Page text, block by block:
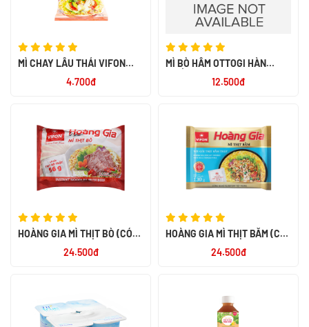
MÌ CHAY LẨU THÁI VIFON
4.700đ
MÌ BÒ HẦM OTTOGI HÀN
12.500đ
HOÀNG GIA MÌ THỊT BÒ (CÓ
24.500đ
HOÀNG GIA MÌ THỊT BẰM (CÓ
24.500đ